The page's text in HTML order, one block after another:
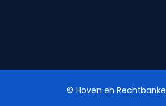
© Hoven en